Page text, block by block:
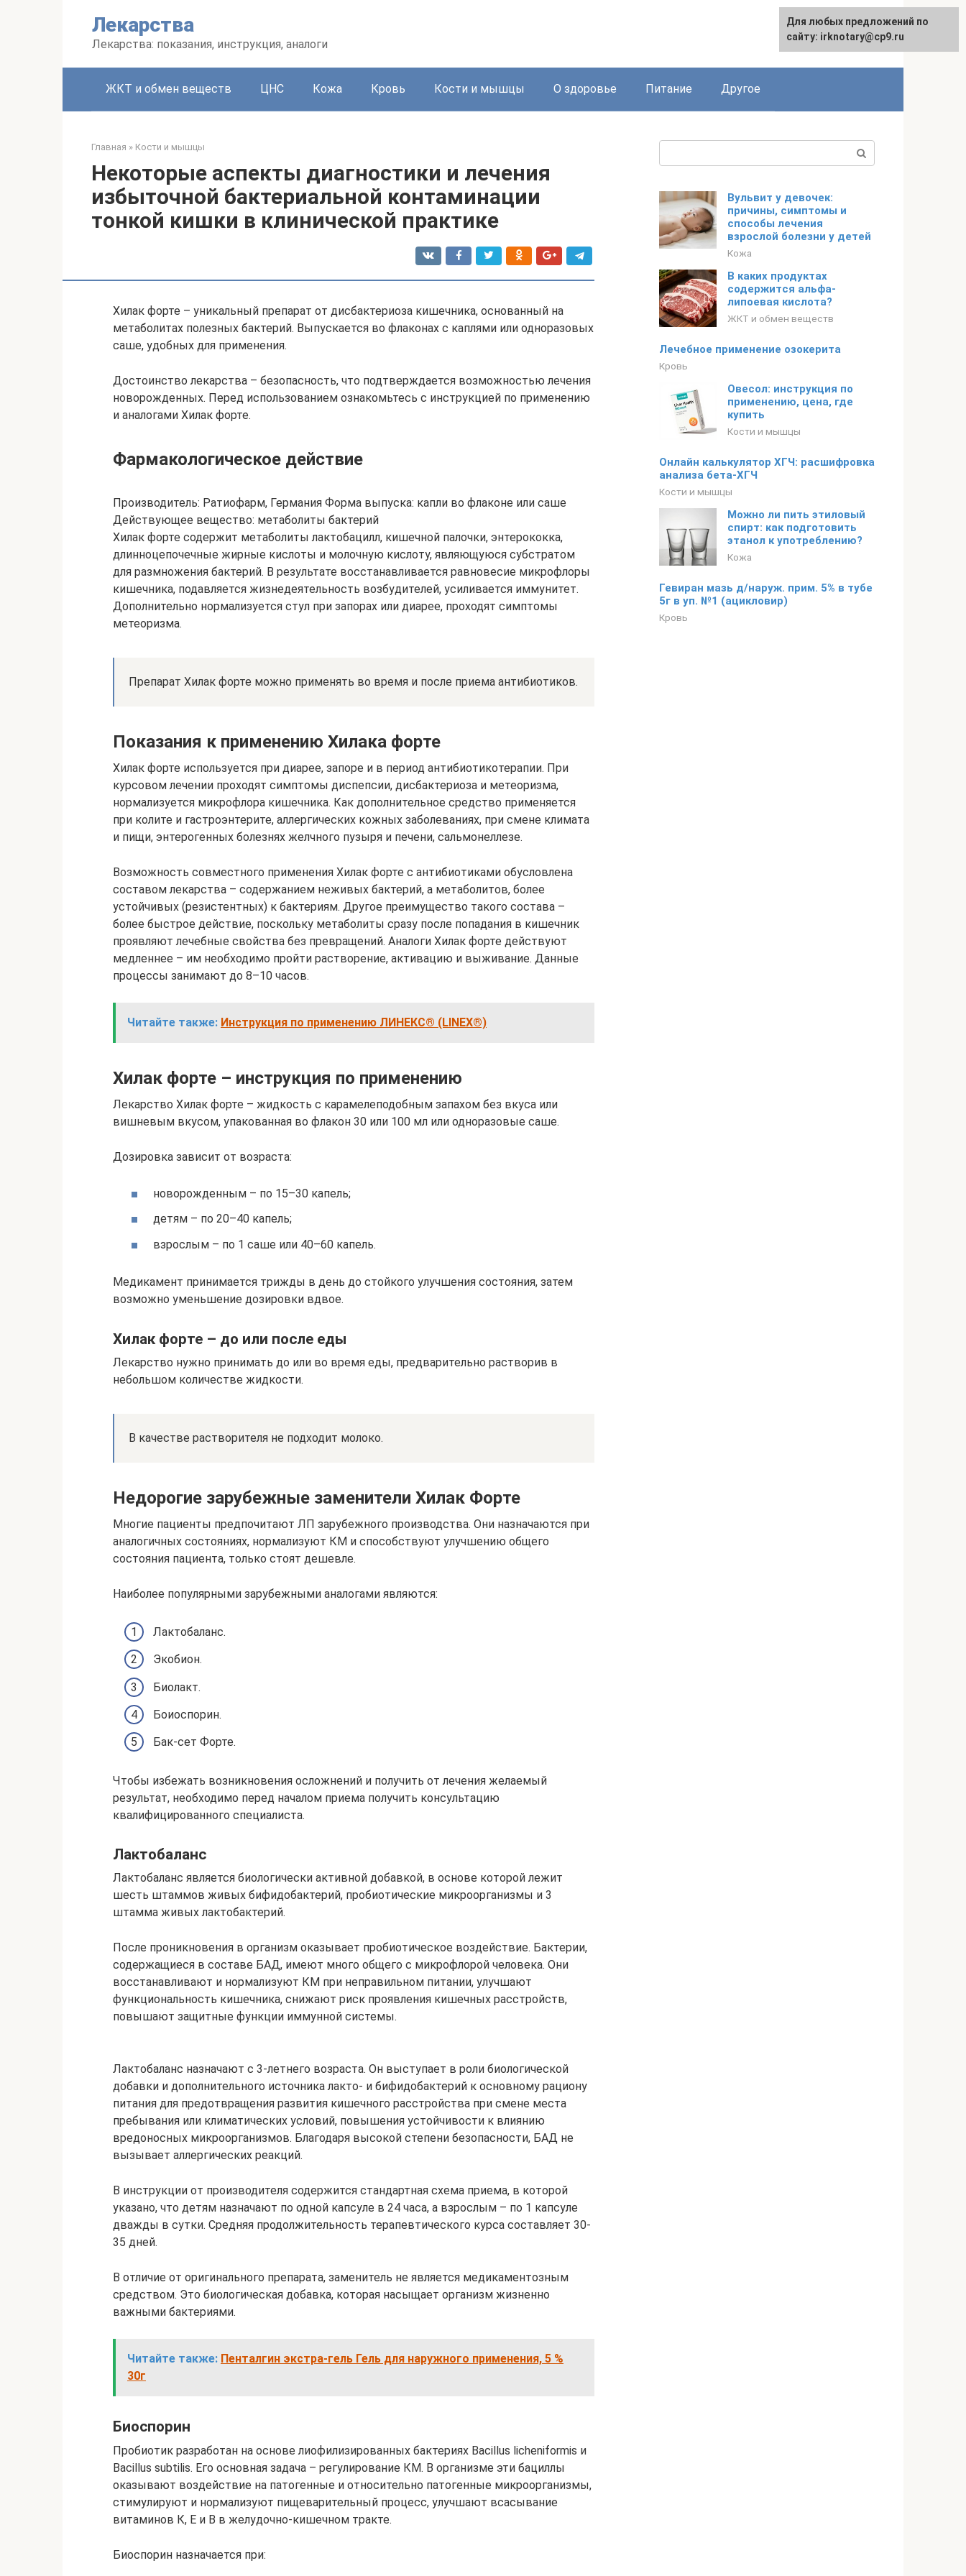
Лекарства
Лекарства: показания, инструкция, аналоги
ЖКТ и обмен веществ ЦНС Кожа Кровь Кости и мышцы О здоровье Питание Другое
Главная » Кости и мышцы
Некоторые аспекты диагностики и лечения
избыточной бактериальной контаминации
тонкой кишки в клинической практике
Хилак форте – уникальный препарат от дисбактериоза кишечника, основанный на
метаболитах полезных бактерий. Выпускается во флаконах с каплями или одноразовых
саше, удобных для применения.
Достоинство лекарства – безопасность, что подтверждается возможностью лечения
новорожденных. Перед использованием ознакомьтесь с инструкцией по применению
и аналогами Хилак форте.
Фармакологическое действие
Производитель: Ратиофарм, Германия Форма выпуска: капли во флаконе или саше
Действующее вещество: метаболиты бактерий
Хилак форте содержит метаболиты лактобацилл, кишечной палочки, энтерококка,
длинноцепочечные жирные кислоты и молочную кислоту, являющуюся субстратом
для размножения бактерий. В результате восстанавливается равновесие микрофлоры
кишечника, подавляется жизнедеятельность возбудителей, усиливается иммунитет.
Дополнительно нормализуется стул при запорах или диарее, проходят симптомы
метеоризма.
Препарат Хилак форте можно применять во время и после приема антибиотиков.
Показания к применению Хилака форте
Хилак форте используется при диарее, запоре и в период антибиотикотерапии. При
курсовом лечении проходят симптомы диспепсии, дисбактериоза и метеоризма,
нормализуется микрофлора кишечника. Как дополнительное средство применяется
при колите и гастроэнтерите, аллергических кожных заболеваниях, при смене климата
и пищи, энтерогенных болезнях желчного пузыря и печени, сальмонеллезе.
Возможность совместного применения Хилак форте с антибиотиками обусловлена
составом лекарства – содержанием неживых бактерий, а метаболитов, более
устойчивых (резистентных) к бактериям. Другое преимущество такого состава –
более быстрое действие, поскольку метаболиты сразу после попадания в кишечник
проявляют лечебные свойства без превращений. Аналоги Хилак форте действуют
медленнее – им необходимо пройти растворение, активацию и выживание. Данные
процессы занимают до 8–10 часов.
Читайте также: Инструкция по применению ЛИНЕКС® (LINEX®)
Хилак форте – инструкция по применению
Лекарство Хилак форте – жидкость с карамелеподобным запахом без вкуса или
вишневым вкусом, упакованная во флакон 30 или 100 мл или одноразовые саше.
Дозировка зависит от возраста:
новорожденным – по 15–30 капель;
детям – по 20–40 капель;
взрослым – по 1 саше или 40–60 капель.
Медикамент принимается трижды в день до стойкого улучшения состояния, затем
возможно уменьшение дозировки вдвое.
Хилак форте – до или после еды
Лекарство нужно принимать до или во время еды, предварительно растворив в
небольшом количестве жидкости.
В качестве растворителя не подходит молоко.
Недорогие зарубежные заменители Хилак Форте
Многие пациенты предпочитают ЛП зарубежного производства. Они назначаются при
аналогичных состояниях, нормализуют КМ и способствуют улучшению общего
состояния пациента, только стоят дешевле.
Наиболее популярными зарубежными аналогами являются:
Лактобаланс.
Экобион.
Биолакт.
Боиоспорин.
Бак-сет Форте.
Чтобы избежать возникновения осложнений и получить от лечения желаемый
результат, необходимо перед началом приема получить консультацию
квалифицированного специалиста.
Лактобаланс
Лактобаланс является биологически активной добавкой, в основе которой лежит
шесть штаммов живых бифидобактерий, пробиотические микроорганизмы и 3
штамма живых лактобактерий.
После проникновения в организм оказывает пробиотическое воздействие. Бактерии,
содержащиеся в составе БАД, имеют много общего с микрофлорой человека. Они
восстанавливают и нормализуют КМ при неправильном питании, улучшают
функциональность кишечника, снижают риск проявления кишечных расстройств,
повышают защитные функции иммунной системы.
Лактобаланс назначают с 3-летнего возраста. Он выступает в роли биологической
добавки и дополнительного источника лакто- и бифидобактерий к основному рациону
питания для предотвращения развития кишечного расстройства при смене места
пребывания или климатических условий, повышения устойчивости к влиянию
вредоносных микроорганизмов. Благодаря высокой степени безопасности, БАД не
вызывает аллергических реакций.
В инструкции от производителя содержится стандартная схема приема, в которой
указано, что детям назначают по одной капсуле в 24 часа, а взрослым – по 1 капсуле
дважды в сутки. Средняя продолжительность терапевтического курса составляет 30-
35 дней.
В отличие от оригинального препарата, заменитель не является медикаментозным
средством. Это биологическая добавка, которая насыщает организм жизненно
важными бактериями.
Читайте также: Пенталгин экстра-гель Гель для наружного применения, 5 %
30г
Биоспорин
Пробиотик разработан на основе лиофилизированных бактериях Bacillus licheniformis и
Bacillus subtilis. Его основная задача – регулирование КМ. В организме эти бациллы
оказывают воздействие на патогенные и относительно патогенные микроорганизмы,
стимулируют и нормализуют пищеварительный процесс, улучшают всасывание
витаминов К, Е и В в желудочно-кишечном тракте.
Биоспорин назначается при:
Вульвит у девочек:
причины, симптомы и
способы лечения
взрослой болезни у детей
Кожа
В каких продуктах
содержится альфа-
липоевая кислота?
ЖКТ и обмен веществ
Лечебное применение озокерита
Кровь
Овесол: инструкция по
применению, цена, где
купить
Кости и мышцы
Онлайн калькулятор ХГЧ: расшифровка
анализа бета-ХГЧ
Кости и мышцы
Можно ли пить этиловый
спирт: как подготовить
этанол к употреблению?
Кожа
Гевиран мазь д/наруж. прим. 5% в тубе
5г в уп. №1 (ацикловир)
Кровь
Для любых предложений по
сайту: irknotary@cp9.ru